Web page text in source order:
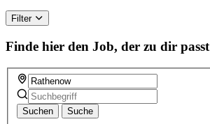
this
field
Filter
Finde hier den Job, der zu dir passt
Suchen Suche